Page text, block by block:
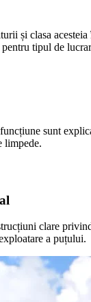
și clasa
tipul de
sunt
limpede.
clare
a puțului.